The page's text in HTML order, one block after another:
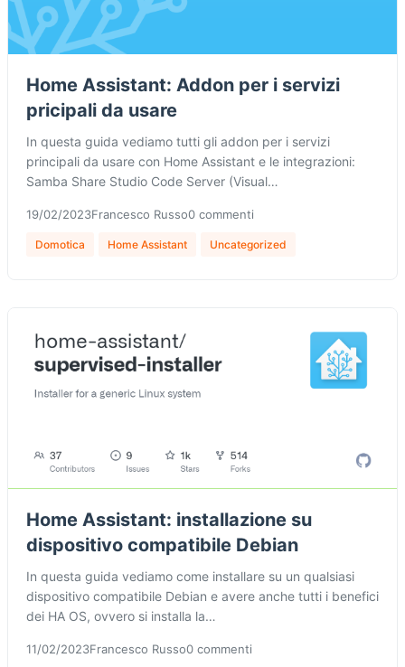
Home Assistant: Addon per i servizi
pricipali da usare
In questa guida vediamo tutti gli addon per i servizi
principali da usare con Home Assistant e le integrazioni:
Samba Share Studio Code Server (Visual…
19/02/2023Francesco Russo0 commenti
Domotica Home Assistant Uncategorized
Home Assistant: installazione su
dispositivo compatibile Debian
In questa guida vediamo come installare su un qualsiasi
dispositivo compatibile Debian e avere anche tutti i benefici
dei HA OS, ovvero si installa la…
11/02/2023Francesco Russo0 commenti